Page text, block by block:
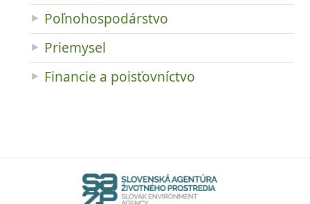
Poľnohospodárstvo
Priemysel
Financie a poisťovníctvo